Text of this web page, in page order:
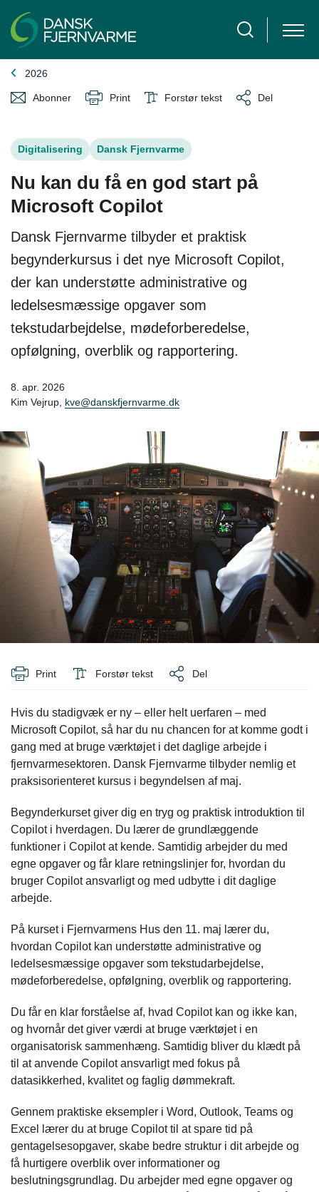
2026
Abonner Print Forstør tekst Del
Digitalisering Dansk Fjernvarme
Nu kan du få en god start på
Microsoft Copilot
Dansk Fjernvarme tilbyder et praktisk
begynderkursus i det nye Microsoft Copilot,
der kan understøtte administrative og
ledelsesmæssige opgaver som
tekstudarbejdelse, mødeforberedelse,
opfølgning, overblik og rapportering.
8. apr. 2026
Kim Vejrup, kve@danskfjernvarme.dk
Print Forstør tekst Del
Hvis du stadigvæk er ny – eller helt uerfaren – med
Microsoft Copilot, så har du nu chancen for at komme godt i
gang med at bruge værktøjet i det daglige arbejde i
fjernvarmesektoren. Dansk Fjernvarme tilbyder nemlig et
praksisorienteret kursus i begyndelsen af maj.
Begynderkurset giver dig en tryg og praktisk introduktion til
Copilot i hverdagen. Du lærer de grundlæggende
funktioner i Copilot at kende. Samtidig arbejder du med
egne opgaver og får klare retningslinjer for, hvordan du
bruger Copilot ansvarligt og med udbytte i dit daglige
arbejde.
På kurset i Fjernvarmens Hus den 11. maj lærer du,
hvordan Copilot kan understøtte administrative og
ledelsesmæssige opgaver som tekstudarbejdelse,
mødeforberedelse, opfølgning, overblik og rapportering.
Du får en klar forståelse af, hvad Copilot kan og ikke kan,
og hvornår det giver værdi at bruge værktøjet i en
organisatorisk sammenhæng. Samtidig bliver du klædt på
til at anvende Copilot ansvarligt med fokus på
datasikkerhed, kvalitet og faglig dømmekraft.
Gennem praktiske eksempler i Word, Outlook, Teams og
Excel lærer du at bruge Copilot til at spare tid på
gentagelsesopgaver, skabe bedre struktur i dit arbejde og
få hurtigere overblik over informationer og
beslutningsgrundlag. Du arbejder med egne opgaver og